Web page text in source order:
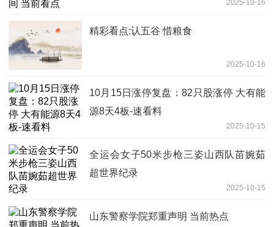
2025-10-16
精彩看点:认五谷 惜粮食
2025-10-16
10月15日涨停复盘：82只股涨停 大有能
源8天4板-速看料
2025-10-15
全运会女子50米步枪三姿山西队苗婉茹
超世界纪录
2025-10-15
山东警察学院郑重声明 当前热点